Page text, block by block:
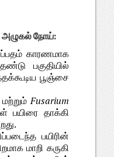
அழுகல் நோய்:
காரணமாக
பகுதியில்
பூஞ்சை
மற்றும்Fusarium
தாக்கி
பயிரின்
மாறி கருகி